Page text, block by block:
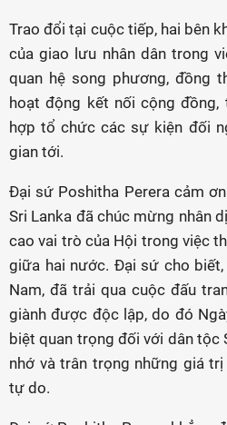
Trao đổi tại cuộc tiếp, hai bên
của giao lưu nhân dân trong
quan hệ song phương, đồng
hoạt động kết nối cộng đồng,
hợp tổ chức các sự kiện đối
gian tới.
Đại sứ Poshitha Perera cảm
Sri Lanka đã chúc mừng nhân
cao vai trò của Hội trong việc
giữa hai nước. Đại sứ cho biết,
Nam, đã trải qua cuộc đấu
giành được độc lập, do đó
biệt quan trọng đối với dân tộc
nhớ và trân trọng những giá
tự do.